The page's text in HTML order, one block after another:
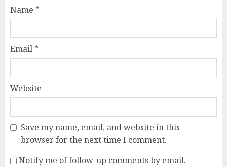
Name *
Email *
Website
Save my name, email, and website in this
browser for the next time I comment.
Notify me of follow-up comments by email.